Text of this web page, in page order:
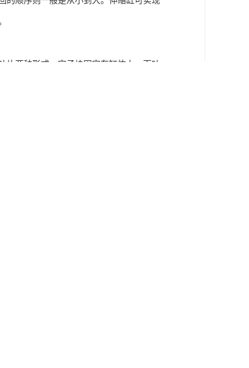
两种形式。定子块固定在缸体上，而叶